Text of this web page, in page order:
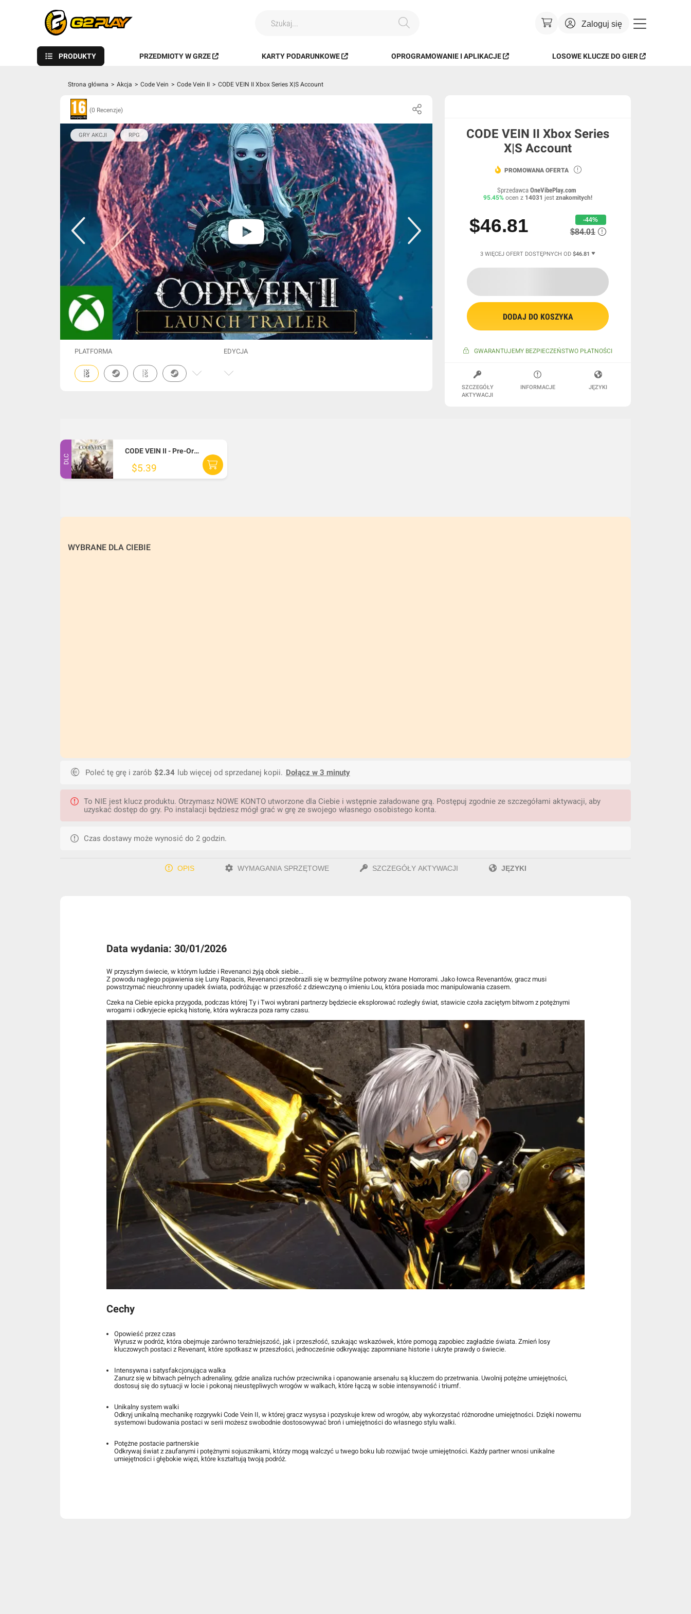
Zaloguj się
Waluta: USD
PRODUKTY PRZEDMIOTY W GRZE KARTY PODARUNKOWE OPROGRAMOWANIE I APLIKACJE LOSOWE KLUCZE DO GIER
Strona główna > Akcja > Code Vein > Code Vein II > CODE VEIN II Xbox Series X|S Account
(0 Recenzje)
GRY AKCJI RPG
PLATFORMA EDYCJA
CODE VEIN II Xbox Series
X|S Account
PROMOWANA OFERTA
Sprzedawca OneVibePlay.com
95.45% ocen z 14031 jest znakomitych!
$46.81 -44%
$84.01
3 WIĘCEJ OFERT DOSTĘPNYCH OD $46.81
DODAJ DO KOSZYKA
GWARANTUJEMY BEZPIECZEŃSTWO PŁATNOŚCI
SZCZEGÓŁY
AKTYWACJI
INFORMACJE JĘZYKI
DLC
CODE VEIN II - Pre-Order Bonus DLC Xbox Series X|S CD Key
$5.39
WYBRANE DLA CIEBIE
Poleć tę grę i zarób $2.34 lub więcej od sprzedanej kopii. Dołącz w 3 minuty
To NIE jest klucz produktu. Otrzymasz NOWE KONTO utworzone dla Ciebie i wstępnie załadowane grą. Postępuj zgodnie ze szczegółami aktywacji, aby
uzyskać dostęp do gry. Po instalacji będziesz mógł grać w grę ze swojego własnego osobistego konta.
Czas dostawy może wynosić do 2 godzin.
OPIS WYMAGANIA SPRZĘTOWE SZCZEGÓŁY AKTYWACJI JĘZYKI
Data wydania: 30/01/2026
W przyszłym świecie, w którym ludzie i Revenanci żyją obok siebie...
Z powodu nagłego pojawienia się Luny Rapacis, Revenanci przeobrazili się w bezmyślne potwory zwane Horrorami. Jako łowca Revenantów, gracz musi
powstrzymać nieuchronny upadek świata, podróżując w przeszłość z dziewczyną o imieniu Lou, która posiada moc manipulowania czasem.
Czeka na Ciebie epicka przygoda, podczas której Ty i Twoi wybrani partnerzy będziecie eksplorować rozległy świat, stawicie czoła zaciętym bitwom z potężnymi
wrogami i odkryjecie epicką historię, która wykracza poza ramy czasu.
Cechy
Opowieść przez czas
Wyrusz w podróż, która obejmuje zarówno teraźniejszość, jak i przeszłość, szukając wskazówek, które pomogą zapobiec zagładzie świata. Zmień losy
kluczowych postaci z Revenant, które spotkasz w przeszłości, jednocześnie odkrywając zapomniane historie i ukryte prawdy o świecie.
Intensywna i satysfakcjonująca walka
Zanurz się w bitwach pełnych adrenaliny, gdzie analiza ruchów przeciwnika i opanowanie arsenału są kluczem do przetrwania. Uwolnij potężne umiejętności,
dostosuj się do sytuacji w locie i pokonaj nieustępliwych wrogów w walkach, które łączą w sobie intensywność i triumf.
Unikalny system walki
Odkryj unikalną mechanikę rozgrywki Code Vein II, w której gracz wysysa i pozyskuje krew od wrogów, aby wykorzystać różnorodne umiejętności. Dzięki nowemu
systemowi budowania postaci w serii możesz swobodnie dostosowywać broń i umiejętności do własnego stylu walki.
Potężne postacie partnerskie
Odkrywaj świat z zaufanymi i potężnymi sojusznikami, którzy mogą walczyć u twego boku lub rozwijać twoje umiejętności. Każdy partner wnosi unikalne
umiejętności i głębokie więzi, które kształtują twoją podróż.